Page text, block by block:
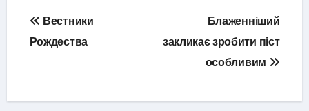
Навігація
записів
Вестники
Рождества
Блаженніший
закликає зробити піст
особливим